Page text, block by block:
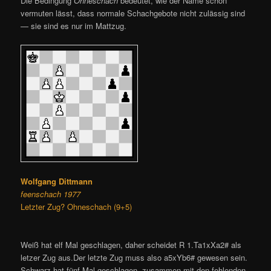
vermuten lässt, dass normale Schachgebote nicht zulässig sind
— sie sind es nur im Mattzug.
Wolfgang Dittmann
feenschach 1977
Letzter Zug? Ohneschach (9+5)
Weiß hat elf Mal geschlagen, daher scheidet R 1.Ta1xXa2# als
letzer Zug aus.Der letzte Zug muss also a5xYb6# gewesen sein.